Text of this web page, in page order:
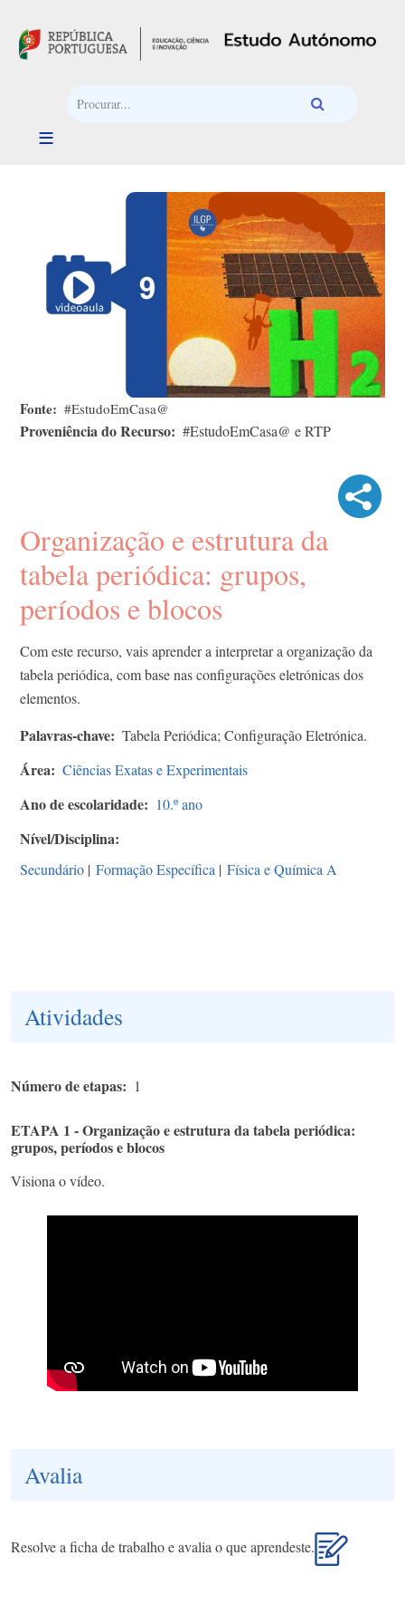
Fonte #EstudoEmCasa@
Proveniência do Recurso #EstudoEmCasa@ e RTP
Organização e estrutura da
tabela periódica: grupos,
períodos e blocos
Com este recurso, vais aprender a interpretar a organização da
tabela periódica, com base nas configurações eletrónicas dos
elementos.
Palavras-chave Tabela Periódica; Configuração Eletrónica.
Área Ciências Exatas e Experimentais
Ano de escolaridade 10.º ano
Nível/Disciplina
Secundário | Formação Específica | Física e Química A
Atividades
Número de etapas 1
ETAPA 1 - Organização e estrutura da tabela periódica:
grupos, períodos e blocos
Visiona o vídeo.
Avalia
Resolve a ficha de trabalho e avalia o que aprendeste.